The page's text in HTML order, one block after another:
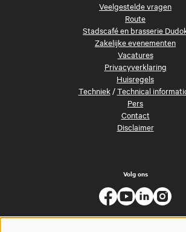
Veelgestelde vragen
Route
Stadscafé en brasserie
Zakelijke evenementen
Vacatures
Privacyverklaring
Huisregels
Techniek/Technical
Pers
Contact
Disclaimer
Volg ons